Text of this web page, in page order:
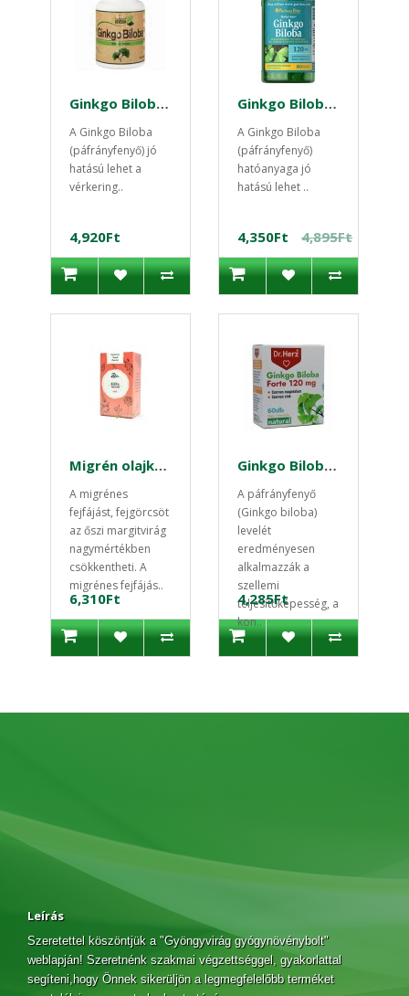
Ginkgo Biloba (páfrányfenyő) 60 mg 100db kapszula
A Ginkgo Biloba
(páfrányfenyő) jó
hatású lehet a
vérkering..
4,920Ft
Ginkgo Biloba 120mg 100 db standarzidált kapszula
A Ginkgo Biloba
(páfrányfenyő)
hatóanyaga jó
hatású lehet ..
4,350Ft 4,895Ft
Migrén olajkapszula 60 db
A migrénes
fejfájást, fejgörcsöt
az őszi margitvirág
nagymértékben
csökkentheti. A
migrénes fejfájás..
6,310Ft
Ginkgo Biloba Forte 120mg + Magnézium 60db kapszula Dr.Herz
A páfrányfenyő
(Ginkgo biloba)
levelét
eredményesen
alkalmazzák a
szellemi
teljesítőképesség, a
kon..
4,285Ft
Leírás
Szeretettel köszöntjük a "Gyöngyvirág gyógynövénybolt"
weblapján! Szeretnénk szakmai végzettséggel, gyakorlattal
segíteni,hogy Önnek sikerüljön a legmegfelelőbb terméket